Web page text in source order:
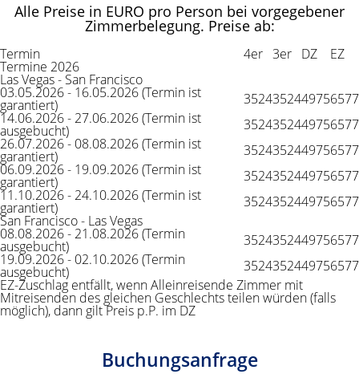
Alle Preise in EURO pro Person bei vorgegebener
Zimmerbelegung. Preise ab:
Termin 4er 3er DZ EZ
Termine 2026
Las Vegas - San Francisco
03.05.2026 - 16.05.2026 (Termin ist
garantiert) 3524352449756577
14.06.2026 - 27.06.2026 (Termin ist
ausgebucht) 3524352449756577
26.07.2026 - 08.08.2026 (Termin ist
garantiert) 3524352449756577
06.09.2026 - 19.09.2026 (Termin ist
garantiert) 3524352449756577
11.10.2026 - 24.10.2026 (Termin ist
garantiert) 3524352449756577
San Francisco - Las Vegas
08.08.2026 - 21.08.2026 (Termin
ausgebucht) 3524352449756577
19.09.2026 - 02.10.2026 (Termin
ausgebucht) 3524352449756577
EZ-Zuschlag entfällt, wenn Alleinreisende Zimmer mit
Mitreisenden des gleichen Geschlechts teilen würden (falls
möglich), dann gilt Preis p.P. im DZ
Buchungsanfrage